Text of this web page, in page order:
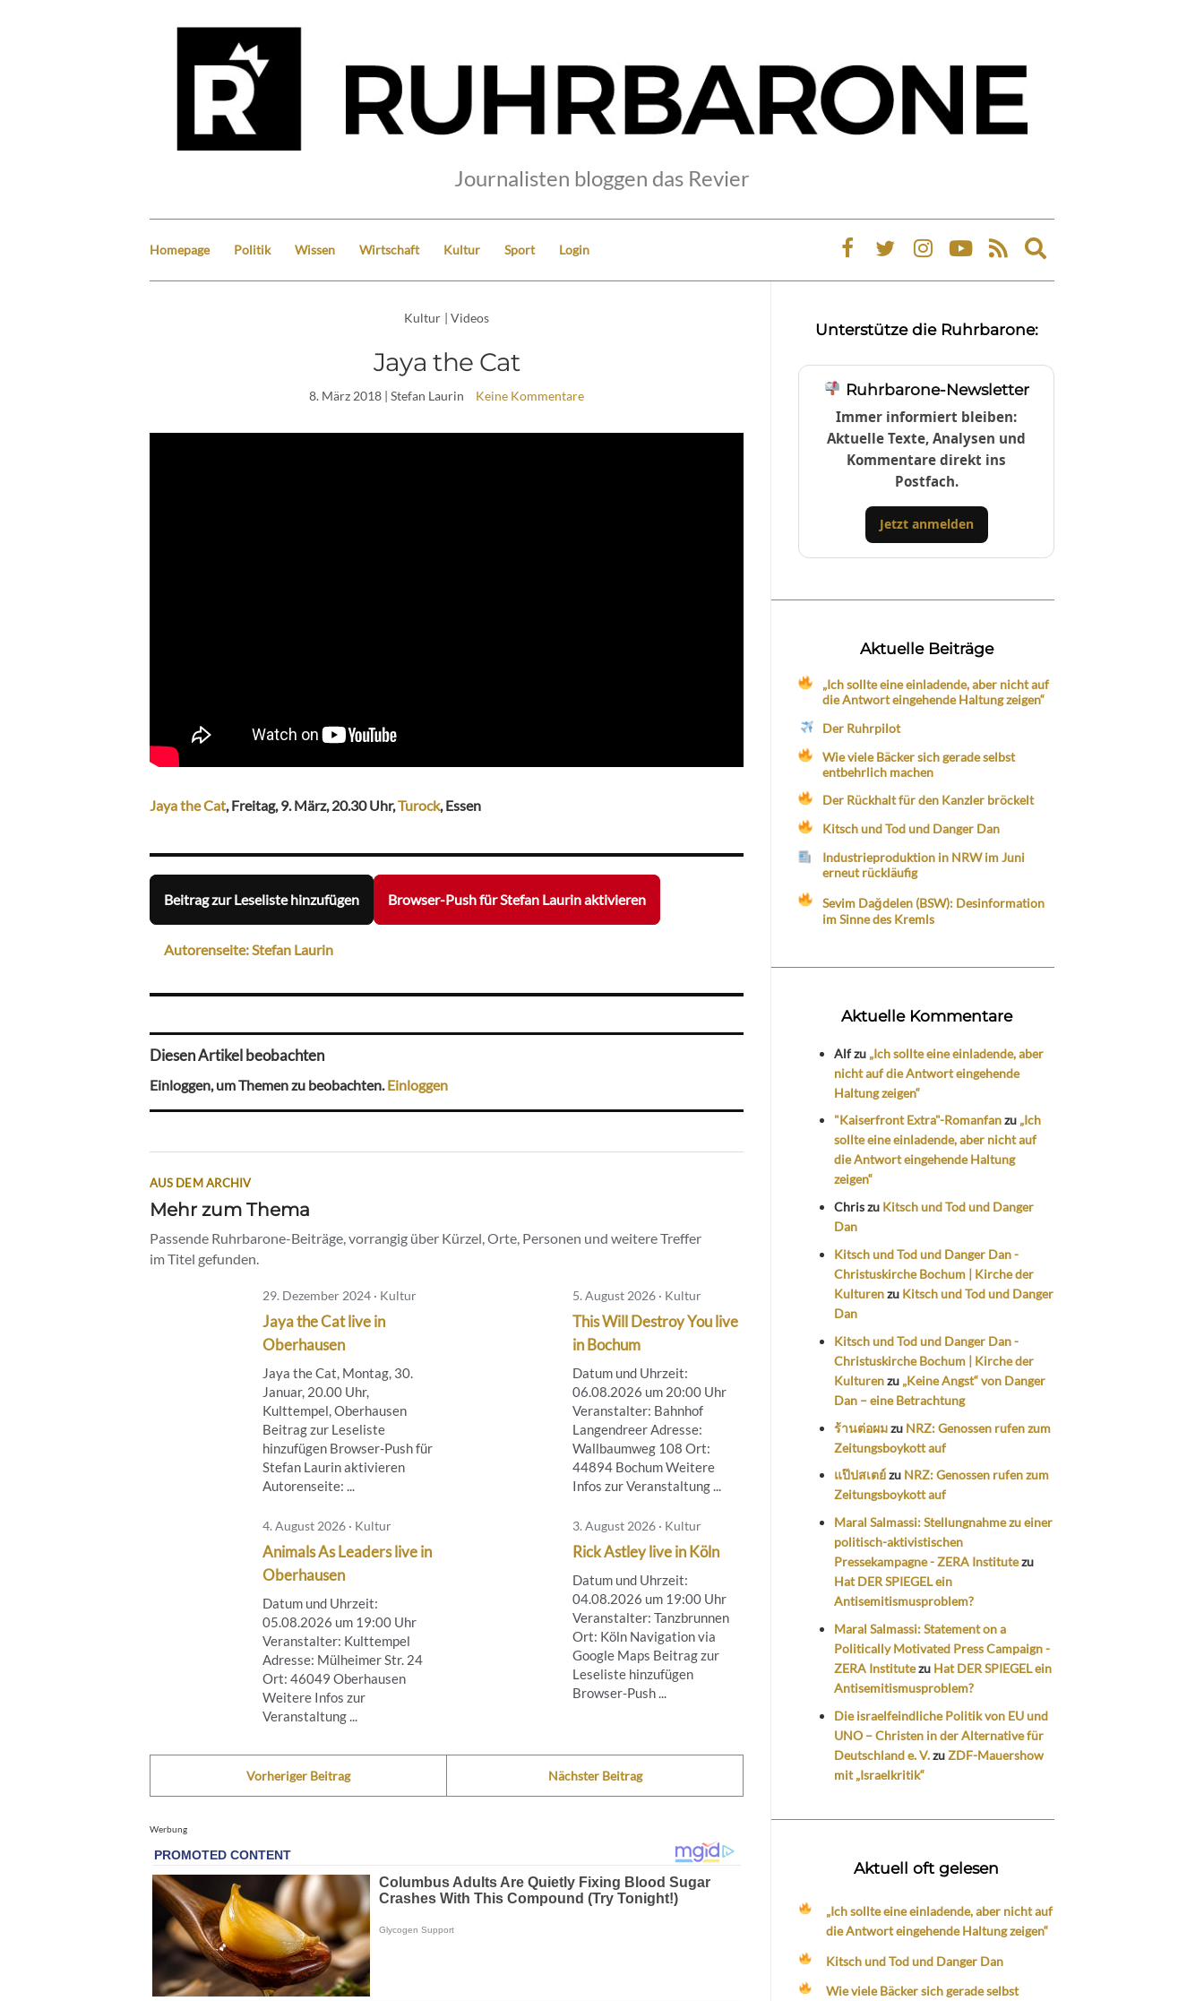
Journalisten bloggen das Revier
Homepage Politik Wissen Wirtschaft Kultur Sport Login
Expand
search
Kultur | Videos
Jaya the Cat
8. März 2018 | Stefan Laurin Keine Kommentare
Jaya the Cat, Freitag, 9. März, 20.30 Uhr,Turock, Essen
Beitrag zur Leseliste hinzufügen Browser-Push für Stefan Laurin aktivieren
Autorenseite: Stefan Laurin
Diesen Artikel beobachten
Einloggen, um Themen zu beobachten.Einloggen
AUS DEM ARCHIV
Mehr zum Thema
Passende Ruhrbarone-Beiträge, vorrangig über Kürzel, Orte, Personen und weitere Treffer
im Titel gefunden.
29. Dezember 2024 · Kultur
Jaya the Cat live in
Oberhausen
Jaya the Cat, Montag, 30.
Januar, 20.00 Uhr,
Kulttempel, Oberhausen
Beitrag zur Leseliste
hinzufügen Browser-Push für
Stefan Laurin aktivieren
Autorenseite: ...
5. August 2026 · Kultur
This Will Destroy You live
in Bochum
Datum und Uhrzeit:
06.08.2026 um 20:00 Uhr
Veranstalter: Bahnhof
Langendreer Adresse:
Wallbaumweg 108 Ort:
44894 Bochum Weitere
Infos zur Veranstaltung ...
4. August 2026 · Kultur
Animals As Leaders live in
Oberhausen
Datum und Uhrzeit:
05.08.2026 um 19:00 Uhr
Veranstalter: Kulttempel
Adresse: Mülheimer Str. 24
Ort: 46049 Oberhausen
Weitere Infos zur
Veranstaltung ...
3. August 2026 · Kultur
Rick Astley live in Köln
Datum und Uhrzeit:
04.08.2026 um 19:00 Uhr
Veranstalter: Tanzbrunnen
Ort: Köln Navigation via
Google Maps Beitrag zur
Leseliste hinzufügen
Browser-Push ...
Vorheriger Beitrag Nächster Beitrag
Werbung
Unterstütze die Ruhrbarone:
Ruhrbarone-Newsletter
Immer informiert bleiben:
Aktuelle Texte, Analysen und
Kommentare direkt ins
Postfach.
Jetzt anmelden
Aktuelle Beiträge
„Ich sollte eine einladende, aber nicht auf
die Antwort eingehende Haltung zeigen“
Der Ruhrpilot
Wie viele Bäcker sich gerade selbst
entbehrlich machen
Der Rückhalt für den Kanzler bröckelt
Kitsch und Tod und Danger Dan
Industrieproduktion in NRW im Juni
erneut rückläufig
Sevim Dağdelen (BSW): Desinformation
im Sinne des Kremls
Aktuelle Kommentare
Alfzu „Ich sollte eine einladende, aber
nicht auf die Antwort eingehende
Haltung zeigen“
"Kaiserfront Extra"-Romanfanzu „Ich
sollte eine einladende, aber nicht auf
die Antwort eingehende Haltung
zeigen“
Chriszu Kitsch und Tod und Danger
Dan
Kitsch und Tod und Danger Dan -
Christuskirche Bochum | Kirche der
Kulturenzu Kitsch und Tod und Danger
Dan
Kitsch und Tod und Danger Dan -
Christuskirche Bochum | Kirche der
Kulturenzu „Keine Angst“ von Danger
Dan – eine Betrachtung
ร้านต่อผมzu NRZ: Genossen rufen zum
Zeitungsboykott auf
แป๊ปสเตย์zu NRZ: Genossen rufen zum
Zeitungsboykott auf
Maral Salmassi: Stellungnahme zu einer
politisch-aktivistischen
Pressekampagne - ZERA Institutezu
Hat DER SPIEGEL ein
Antisemitismusproblem?
Maral Salmassi: Statement on a
Politically Motivated Press Campaign -
ZERA Institutezu Hat DER SPIEGEL ein
Antisemitismusproblem?
Die israelfeindliche Politik von EU und
UNO – Christen in der Alternative für
Deutschland e. V.zuZDF-Mauershow
mit „Israelkritik“
Aktuell oft gelesen
„Ich sollte eine einladende, aber nicht auf
die Antwort eingehende Haltung zeigen“
Kitsch und Tod und Danger Dan
Wie viele Bäcker sich gerade selbst